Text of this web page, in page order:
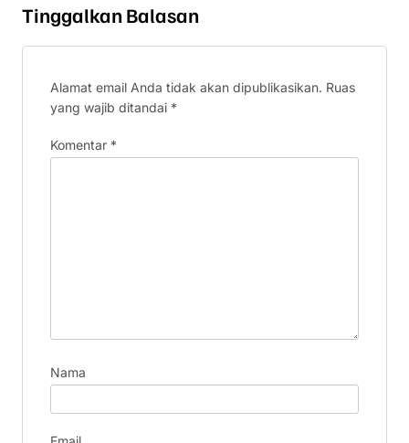
Tinggalkan Balasan
Alamat email Anda tidak akan dipublikasikan. Ruas
yang wajib ditandai *
Komentar *
Nama